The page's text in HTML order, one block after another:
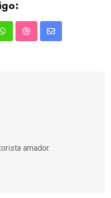
WhatsappStumbleUpon
Share
amador.